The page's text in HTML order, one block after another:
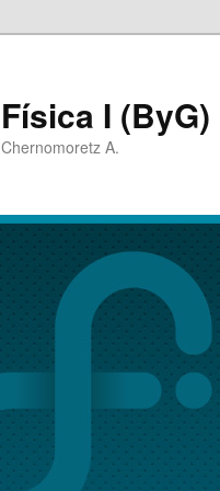
Física I (ByG)
Chernomoretz A.